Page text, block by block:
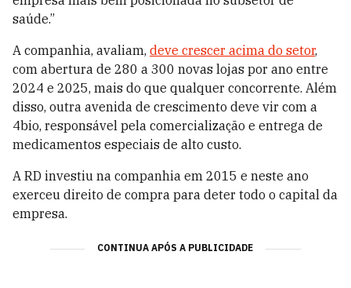
saúde.”
A companhia, avaliam, deve crescer acima do setor,
com abertura de 280 a 300 novas lojas por ano entre
2024 e 2025, mais do que qualquer concorrente. Além
disso, outra avenida de crescimento deve vir com a
4bio, responsável pela comercialização e entrega de
medicamentos especiais de alto custo.
A RD investiu na companhia em 2015 e neste ano
exerceu direito de compra para deter todo o capital da
empresa.
CONTINUA APÓS A PUBLICIDADE